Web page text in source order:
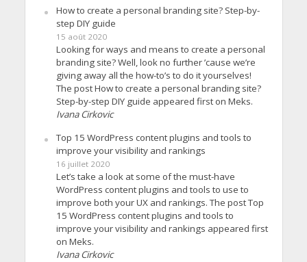
How to create a personal branding site? Step-by-
step DIY guide
15 août 2020
Looking for ways and means to create a personal
branding site? Well, look no further ’cause we’re
giving away all the how-to’s to do it yourselves!
The post How to create a personal branding site?
Step-by-step DIY guide appeared first on Meks.
Ivana Cirkovic
Top 15 WordPress content plugins and tools to
improve your visibility and rankings
16 juillet 2020
Let’s take a look at some of the must-have
WordPress content plugins and tools to use to
improve both your UX and rankings. The post Top
15 WordPress content plugins and tools to
improve your visibility and rankings appeared first
on Meks.
Ivana Cirkovic